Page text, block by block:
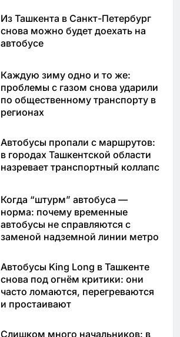
Из Ташкента в Санкт-Петербург
снова можно будет доехать на
автобусе
Каждую зиму одно и то же:
проблемы с газом снова ударили
по общественному транспорту в
регионах
Автобусы пропали с маршрутов:
в городах Ташкентской области
назревает транспортный коллапс
Когда “штурм” автобуса —
норма: почему временные
автобусы не справляются с
заменой надземной линии метро
Автобусы King Long в Ташкенте
снова под огнём критики: они
часто ломаются, перегреваются
и простаивают
Слишком много начальников: в